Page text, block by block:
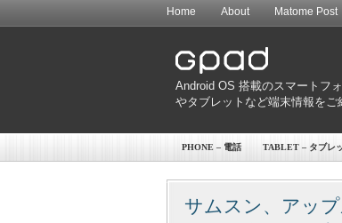
Home About Matome Post
Android OS 搭載のスマートフ
やタブレットなど端末情報をご
PHONE – 電話 TABLET – タブレ
サムスン、アップ